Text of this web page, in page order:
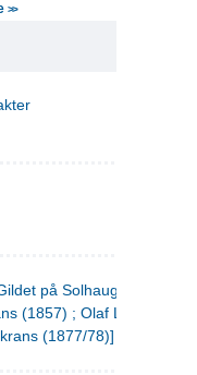
>>
på Solhaug (1883) ;
(1857) ; Olaf Liljekrans
(1877/78)]